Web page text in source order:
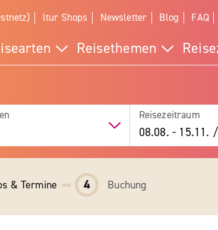
ltur Shops Newsletter Blog FAQ
Reisethemen
Reisezeitraum
08.08. - 15.11. /
& Termine 4 Buchung